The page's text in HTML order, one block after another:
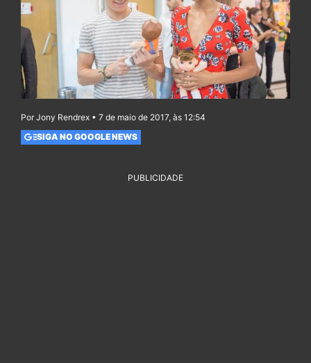
Por Jony Rendrex • 7 de maio de 2017, às 12:54
SIGA NO GOOGLE NEWS
PUBLICIDADE